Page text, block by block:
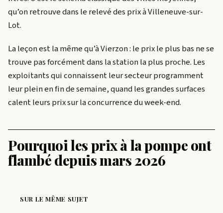
qu’on retrouve dans le relevé des prix à Villeneuve-sur-
Lot.
La leçon est la même qu’à Vierzon : le prix le plus bas ne se
trouve pas forcément dans la station la plus proche. Les
exploitants qui connaissent leur secteur programment
leur plein en fin de semaine, quand les grandes surfaces
calent leurs prix sur la concurrence du week-end.
Pourquoi les prix à la pompe ont
flambé depuis mars 2026
SUR LE MÊME SUJET